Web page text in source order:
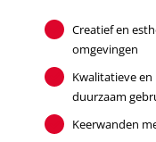
Creatief en
omgevingen
Kwalitatieve
duurzaam
Keerwanden